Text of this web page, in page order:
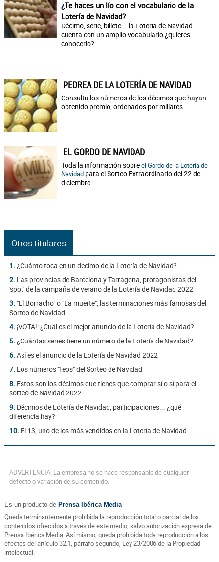
¿Te haces un lío con el vocabulario de la
Lotería de Navidad?
Décimo, serie, billete... la Lotería de Navidad
cuenta con un amplio vocabulario ¿quieres
conocerlo?
PEDREA DE LA LOTERÍA DE NAVIDAD
Consulta los números de los décimos que hayan
obtenido premio, ordenados por millares.
EL GORDO DE NAVIDAD
Toda la información sobreel Gordo de la Lotería de
Navidad para el Sorteo Extraordinario del 22 de
diciembre.
Otros titulares
1. ¿Cuánto toca en un decimo de la Lotería de Navidad?
2. Las provincias de Barcelona y Tarragona, protagonistas del
'spot' de la campaña de verano de la Lotería de Navidad 2022
3. "El Borracho" o "La muerte", las terminaciones más famosas del
Sorteo de Navidad
4. ¡VOTA!: ¿Cuál es el mejor anuncio de la Lotería de Navidad?
5. ¿Cuántas series tiene un número de la Lotería de Navidad?
6. Así es el anuncio de la Lotería de Navidad 2022
7. Los números "feos" del Sorteo de Navidad
8. Estos son los décimos que tienes que comprar sí o sí para el
sorteo de Navidad 2022
9. Décimos de Lotería de Navidad, participaciones... ¿qué
diferencia hay?
10. El 13, uno de los más vendidos en la Lotería de Navidad
ADVERTENCIA: La empresa no se hace responsable de cualquier
defecto o variación de su contenido.
Es un producto de Prensa Ibérica Media
Queda terminantemente prohibida la reproducción total o parcial de los
contenidos ofrecidos a través de este medio, salvo autorización expresa de
Prensa Ibérica Media. Así mismo, queda prohibida toda reproducción a los
efectos del artículo 32.1, párrafo segundo, Ley 23/2006 de la Propiedad
intelectual.